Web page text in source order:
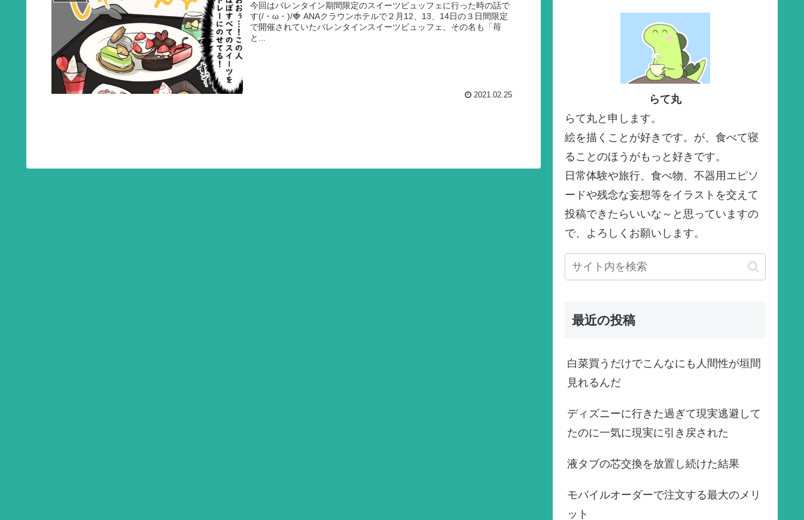
今回はバレンタイン期間限定のスイーツビュッフェに行った時の話で
す(/・ω・)/🍓 ANAクラウンホテルで２月12、13、14日の３日間限定
で開催されていたバレンタインスイーツビュッフェ、その名も「苺
と...
2021.02.25
らて丸
らて丸と申します。
絵を描くことが好きです。が、食べて寝
ることのほうがもっと好きです。
日常体験や旅行、食べ物、不器用エピソ
ードや残念な妄想等をイラストを交えて
投稿できたらいいな～と思っていますの
で、よろしくお願いします。
最近の投稿
白菜買うだけでこんなにも人間性が垣間
見れるんだ
ディズニーに行きた過ぎて現実逃避して
たのに一気に現実に引き戻された
液タブの芯交換を放置し続けた結果
モバイルオーダーで注文する最大のメリ
ット